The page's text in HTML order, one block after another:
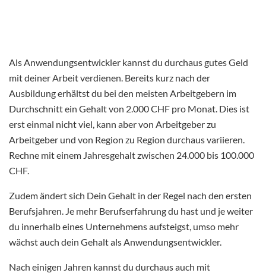
Als Anwendungsentwickler kannst du durchaus gutes Geld
mit deiner Arbeit verdienen. Bereits kurz nach der
Ausbildung erhältst du bei den meisten Arbeitgebern im
Durchschnitt ein Gehalt von 2.000 CHF pro Monat. Dies ist
erst einmal nicht viel, kann aber von Arbeitgeber zu
Arbeitgeber und von Region zu Region durchaus variieren.
Rechne mit einem Jahresgehalt zwischen 24.000 bis 100.000
CHF.
Zudem ändert sich Dein Gehalt in der Regel nach den ersten
Berufsjahren. Je mehr Berufserfahrung du hast und je weiter
du innerhalb eines Unternehmens aufsteigst, umso mehr
wächst auch dein Gehalt als Anwendungsentwickler.
Nach einigen Jahren kannst du durchaus auch mit